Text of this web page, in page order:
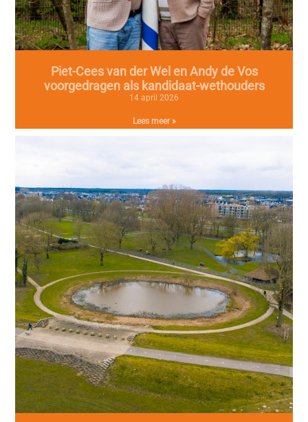
Piet-Cees van der Wel en Andy de Vos
voorgedragen als kandidaat-wethouders
14 april 2026
Lees meer »